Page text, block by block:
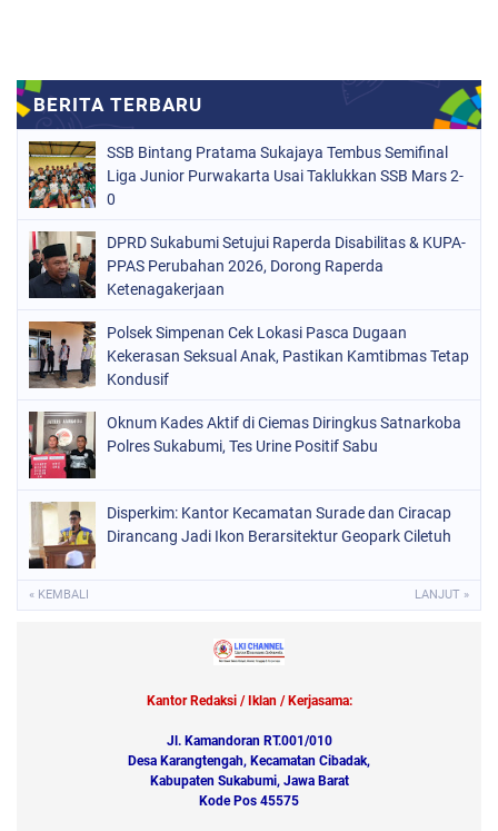
SSB Bintang Pratama Sukajaya Tembus Semifinal
Liga Junior Purwakarta Usai Taklukkan SSB Mars 2-
0
DPRD Sukabumi Setujui Raperda Disabilitas & KUPA-
PPAS Perubahan 2026, Dorong Raperda
Ketenagakerjaan
Polsek Simpenan Cek Lokasi Pasca Dugaan
Kekerasan Seksual Anak, Pastikan Kamtibmas Tetap
Kondusif
Oknum Kades Aktif di Ciemas Diringkus Satnarkoba
Polres Sukabumi, Tes Urine Positif Sabu
Disperkim: Kantor Kecamatan Surade dan Ciracap
Dirancang Jadi Ikon Berarsitektur Geopark Ciletuh
« KEMBALI LANJUT »
Kantor Redaksi / Iklan / Kerjasama:
Jl. Kamandoran RT.001/010
Desa Karangtengah, Kecamatan Cibadak,
Kabupaten Sukabumi, Jawa Barat
Kode Pos 45575